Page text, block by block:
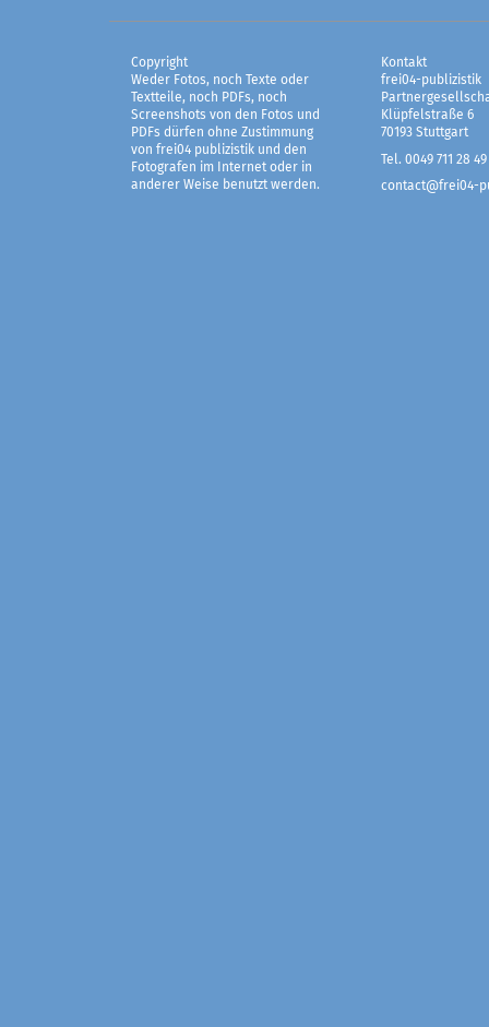
Copyright
Weder Fotos, noch Texte oder
Textteile, noch PDFs, noch
Screenshots von den Fotos und
PDFs dürfen ohne Zustimmung
von frei04 publizistik und den
Fotografen im Internet oder in
anderer Weise benutzt werden.
Kontakt
frei04-publizistik
Klüpfelstraße 6
70193 Stuttgart
Tel. 0049 711 28 49
contact@frei04-